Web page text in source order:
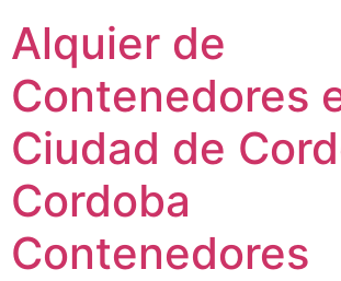
Alquier de
Contenedores
Ciudad de
Cordoba
Contenedores